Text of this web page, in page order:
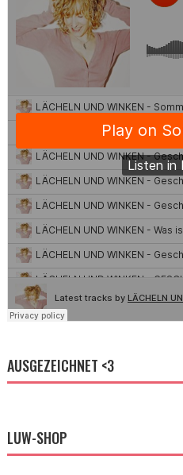
AUSGEZEICHNET <3
LUW-SHOP